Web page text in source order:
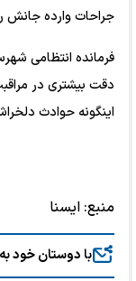
جراحات وارده
فرمانده انتظامی
دقت بیشتری در
اینگونه حوادث
منبع: ایسنا
با دوستان خود